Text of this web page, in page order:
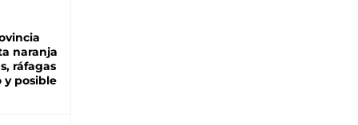
naranja
ráfagas
y posible